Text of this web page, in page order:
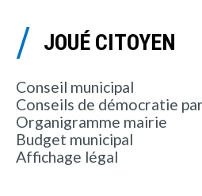
JOUÉ CITOYEN
Conseil municipal
Conseils de démocratie
Organigramme mairie
Budget municipal
Affichage légal